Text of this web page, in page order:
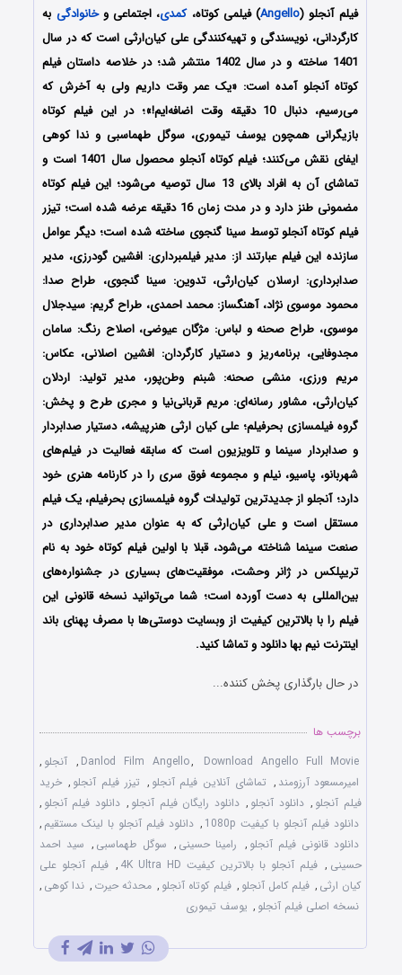
فیلم آنجلو (Angello) فیلمی کوتاه،کمدی، اجتماعی وخانوادگی به
کارگردانی، نویسندگی و تهیه‌کنندگی علی کیان‌ارثی است که در سال
1401 ساخته و در سال 1402 منتشر شد؛ در خلاصه داستان فیلم
کوتاه آنجلو آمده است: «یک عمر وقت داریم ولی به آخرش که
می‌رسیم، دنبال 10 دقیقه وقت اضافه‌ایم!»؛ در این فیلم کوتاه
بازیگرانی همچون یوسف تیموری، سوگل طهماسبی و ندا کوهی
ایفای نقش می‌کنند؛ فیلم کوتاه آنجلو محصول سال 1401 است و
تماشای آن به افراد بالای 13 سال توصیه می‌شود؛ این فیلم کوتاه
مضمونی طنز دارد و در مدت زمان 16 دقیقه عرضه شده است؛ تیزر
فیلم کوتاه آنجلو توسط سینا گنجوی ساخته شده است؛ دیگر عوامل
سازنده این فیلم عبارتند از: مدیر فیلمبرداری: افشین گودرزی، مدیر
صدابرداری: ارسلان کیان‌ارثی، تدوین‌: سینا گنجوی، طراح صدا:
محمود موسوی نژاد، آهنگساز: محمد احمدی، طراح گریم: سیدجلال
موسوی، طراح صحنه‌ و لباس: مژگان عیوضی، اصلاح رنگ: سامان
مجدوفایی، برنامه‌ریز و دستیار کارگردان: افشین اصلانی، عکاس:
مریم ورزی، منشی صحنه: شبنم وطن‌پور، مدیر تولید: اردلان
کیان‌ارثی، مشاور رسانه‌ای: مریم قربانی‌نیا و مجری طرح و پخش:
گروه فیلمسازی بحرفیلم؛ علی کیان ارثی هنرپیشه، دستیار صدابردار
و صدابردار سینما و تلویزیون است که سابقه فعالیت در فیلم‌های
شهربانو، پاسیو، نیلم و مجموعه فوق سری را در کارنامه هنری خود
دارد؛ آنجلو از جدیدترین تولیدات گروه فیلمسازی بحرفیلم، یک فیلم
مستقل است و علی کیان‌ارثی که به عنوان مدیر صدابرداری در
صنعت سینما شناخته می‌شود، قبلا با اولین فیلم کوتاه خود به نام
تریپلکس در ژانر وحشت، موفقیت‌های بسیاری در جشنواره‌های
بین‌المللی به دست آورده است؛ شما می‌توانید نسخه قانونی این
فیلم را با بالاترین کیفیت از وبسایت دوستی‌ها با مصرف پهنای باند
اینترنت نیم بها دانلود و تماشا کنید.
در حال بارگذاری پخش کننده...
برچسب ها
Danlod Film Angello, Download Angello Full Movie
, آنجلو ,
امیرمسعود آرزومند , تماشای آنلاین فیلم آنجلو , تیزر فیلم آنجلو , خرید
فیلم آنجلو , دانلود آنجلو , دانلود رایگان فیلم آنجلو , دانلود فیلم آنجلو ,
دانلود فیلم آنجلو با کیفیت 1080p
, دانلود فیلم آنجلو با لینک مستقیم ,
دانلود قانونی فیلم آنجلو , رامینا حسینی , سوگل طهماسبی , سید احمد
حسینی , فیلم آنجلو با بالاترین کیفیت 4K Ultra HD , فیلم آنجلو علی
کیان ارثی , فیلم کامل آنجلو , فیلم کوتاه آنجلو , محدثه حیرت , ندا کوهی ,
نسخه اصلی فیلم آنجلو , یوسف تیموری